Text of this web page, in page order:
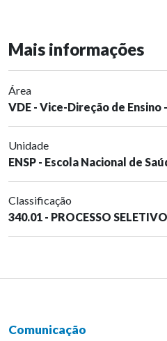
Mais informações
Área
VDE - Vice-Direção de Ensino
Unidade
ENSP - Escola Nacional de
Classificação
340.01 - PROCESSO SELETIVO
Comunicação